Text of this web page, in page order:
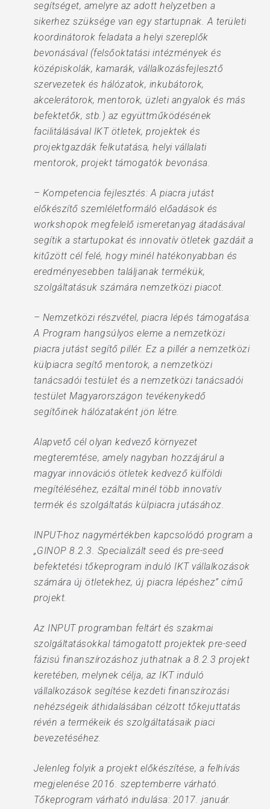
segítséget, amelyre az adott helyzetben a
sikerhez szüksége van egy startupnak. A területi
koordinátorok feladata a helyi szereplők
bevonásával (felsőoktatási intézmények és
középiskolák, kamarák, vállalkozásfejlesztő
szervezetek és hálózatok, inkubátorok,
akcelerátorok, mentorok, üzleti angyalok és más
befektetők, stb.) az együttműködésének
facilitálásával IKT ötletek, projektek és
projektgazdák felkutatása, helyi vállalati
mentorok, projekt támogatók bevonása.
– Kompetencia fejlesztés: A piacra jutást
előkészítő szemléletformáló előadások és
workshopok megfelelő ismeretanyag átadásával
segítik a startupokat és innovatív ötletek gazdáit a
kitűzött cél felé, hogy minél hatékonyabban és
eredményesebben találjanak termékük,
szolgáltatásuk számára nemzetközi piacot.
– Nemzetközi részvétel, piacra lépés támogatása:
A Program hangsúlyos eleme a nemzetközi
piacra jutást segítő pillér. Ez a pillér a nemzetközi
külpiacra segítő mentorok, a nemzetközi
tanácsadói testület és a nemzetközi tanácsadói
testület Magyarországon tevékenykedő
segítőinek hálózataként jön létre.
Alapvető cél olyan kedvező környezet
megteremtése, amely nagyban hozzájárul a
magyar innovációs ötletek kedvező külföldi
megítéléséhez, ezáltal minél több innovatív
termék és szolgáltatás külpiacra jutásához.
INPUT-hoz nagymértékben kapcsolódó program a
„GINOP 8.2.3. Specializált seed és pre-seed
befektetési tőkeprogram induló IKT vállalkozások
számára új ötletekhez, új piacra lépéshez” című
projekt.
Az INPUT programban feltárt és szakmai
szolgáltatásokkal támogatott projektek pre-seed
fázisú finanszírozáshoz juthatnak a 8.2.3 projekt
keretében, melynek célja, az IKT induló
vállalkozások segítése kezdeti finanszírozási
nehézségeik áthidalásában célzott tőkejuttatás
révén a termékeik és szolgáltatásaik piaci
bevezetéséhez.
Jelenleg folyik a projekt előkészítése, a felhívás
megjelenése 2016. szeptemberre várható.
Tőkeprogram várható indulása: 2017. január.